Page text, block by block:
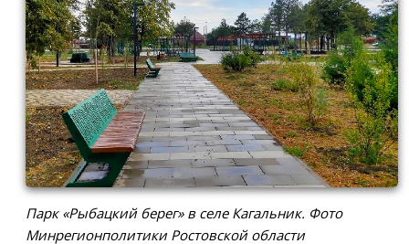
Парк «Рыбацкий берег» в селе Кагальник. Фото
Минрегионполитики Ростовской области